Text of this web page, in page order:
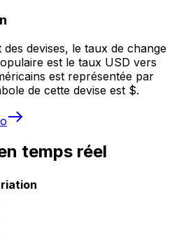
devises, le taux de change
est le taux USD vers
est représentée par
de cette devise est $.
temps réel